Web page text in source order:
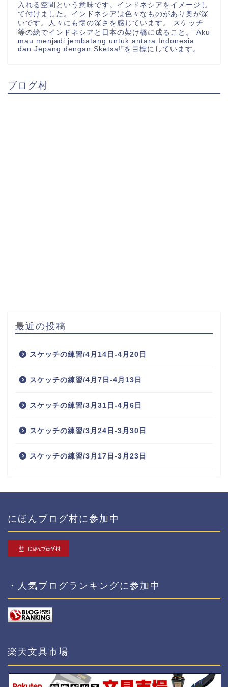
入れる空間という意味です。インドネシアをイメージし
て付けました。インドネシアは色々なものがあり奥が深
いです。人々にも懐の深さを感じています。 スケッチ
等の絵でインドネシアと日本の架け橋に成ること。”Aku
mau menjadi jembatang untuk antara Indonesia
dan Jepang dengan Sketsa!”を目標にしています。
ブログ村
最近の投稿
スケッチの練習/4月14日-4月20日
スケッチの練習/4月7日-4月13日
スケッチの練習/3月31日-4月6日
スケッチの練習/3月24日-3月30日
スケッチの練習/3月17日-3月23日
にほんブログ村に参加中
・人気ブログランキングに参加中
楽天文具市場